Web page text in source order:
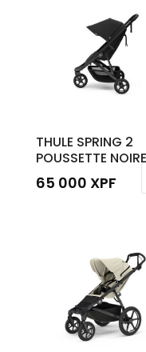
THULE SPRING 2
POUSSETTE NOIRE
65 000 XPF